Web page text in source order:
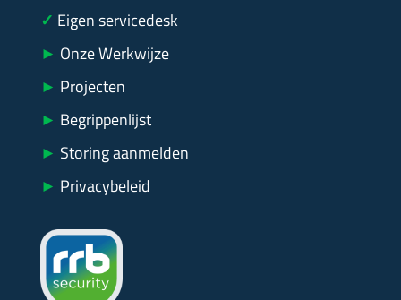
✓ Eigen servicedesk
► Onze Werkwijze
► Projecten
► Begrippenlijst
► Storing aanmelden
► Privacybeleid